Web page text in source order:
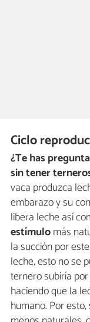
Ciclo
¿Te has
sin tener
vaca produzca
embarazo y su
libera leche así
estímulomás
la succión por
leche, esto no se
ternero subiría
haciendo que la
humano. Por